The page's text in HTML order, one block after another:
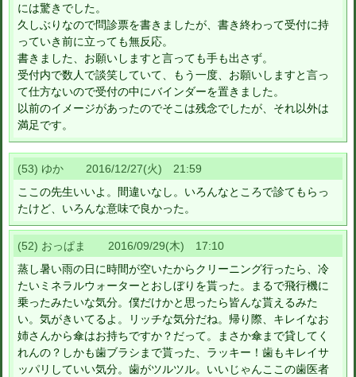
には驚きでした。
久しぶりなので問診票を書きましたが、書き終わって受付に持
っていき前に立っても無反応。
書きました、お願いしますと言っても手も出さず。
受付内で数人で談笑していて、もう一度、お願いしますと言っ
て仕方ないので受付の中にバインダーを置きました。
以前のイメージがあったのでそこは残念でしたが、それ以外は
満足です。
(53) ゆか 2016/12/27(火) 21:59
ここの先生いいよ。間違いなし。いろんなところで診てもらっ
たけど、いろんな意味で良かった。
(52) おっぱま 2016/09/29(木) 17:10
蒸し暑い雨の日に時間が空いたからクリーニング行ったら、冷
たいミネラルウォーターとおしぼりを貰った。まるで飛行機に
乗ったみたいな気分。僕だけかと思ったら皆んな貰えるみた
い。気がきいてるよ。リッチな気分だね。帰り際、キレイなお
姉さんから傘はお持ちですか？だって。まさか傘まで貸してく
れんの？しかも歯ブラシまで貰った、ラッキー！歯もキレイサ
ッパリしていい気分。歯がツルツル。いいじゃんここの歯医者